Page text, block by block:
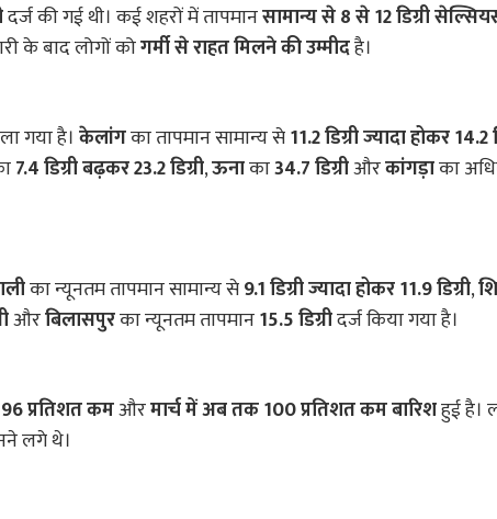
दर्ज की गई थी। कई शहरों में तापमानसामान्य से 8 से 12 डिग्री
के बाद लोगों कोगर्मी से राहत मिलने की उम्मीदहै।
गया है। केलांगका तापमान सामान्य से11.2 डिग्री ज्यादा होकर 14.2
7.4 डिग्री बढ़कर 23.2 डिग्री,ऊनाका34.7 डिग्रीऔरकांगड़ाका
का न्यूनतम तापमान सामान्य से9.1 डिग्री ज्यादा होकर 11.9 डिग्री,
औरबिलासपुरका न्यूनतम तापमान15.5 डिग्रीदर्ज किया गया है।
प्रतिशत कमऔरमार्च में अब तक 100 प्रतिशत कम बारिशहुई है।
लगे थे।